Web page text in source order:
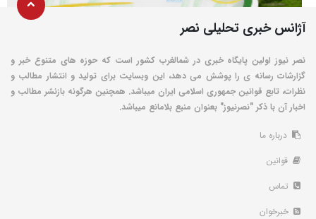
آژانس خبری تحلیلی نصر
نصر نیوز اولین پایگاه خبری در شمالغرب کشور است که حوزه های متنوع خبر و
گزارشات رسانه ی را پوشش می دهد، این وبسایت برای تولید و انتشار مطالب و
نظرات، تابع قوانین جمهوری اسلامی ایران میباشد. همچنین هرگونه بازنشر مطالب و
اخبار آن با ذکر "نصرنیوز" بعنوان منبع بلامانع میباشد.
درباره ما
قوانین
تماس
خبرخوان